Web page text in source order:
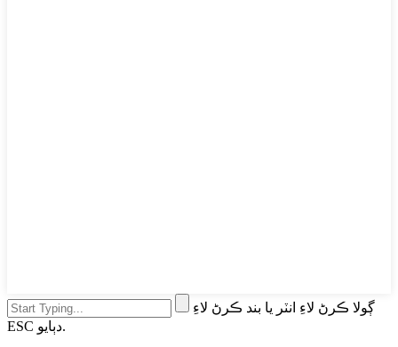
ڳولا ڪرڻ لاءِ انٽر يا بند ڪرڻ لاءِ
ESC دٻايو.